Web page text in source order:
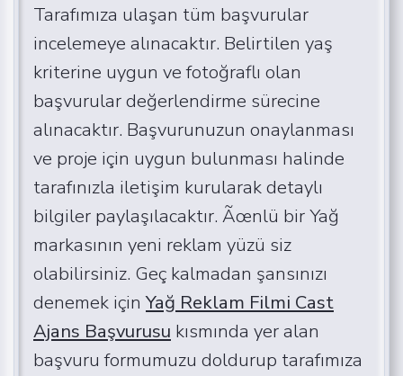
Tarafımıza ulaşan tüm başvurular
incelemeye alınacaktır. Belirtilen yaş
kriterine uygun ve fotoğraflı olan
başvurular değerlendirme sürecine
alınacaktır. Başvurunuzun onaylanması
ve proje için uygun bulunması halinde
tarafınızla iletişim kurularak detaylı
bilgiler paylaşılacaktır. Ãœnlü bir Yağ
markasının yeni reklam yüzü siz
olabilirsiniz. Geç kalmadan şansınızı
denemek içinYağ Reklam Filmi Cast
Ajans Başvurusu kısmında yer alan
başvuru formumuzu doldurup tarafımıza